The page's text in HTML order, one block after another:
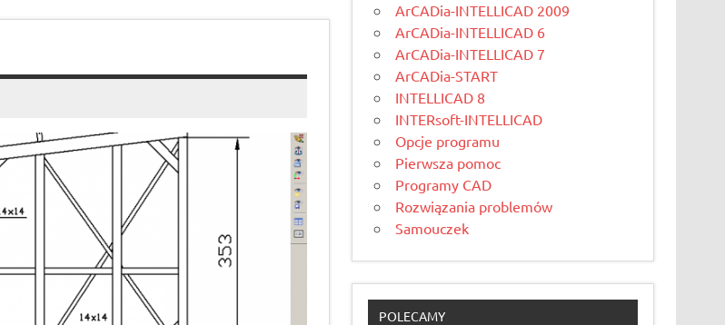
ArCADia-INTELLICAD 2009
ArCADia-INTELLICAD 6
ArCADia-INTELLICAD 7
ArCADia-START
INTELLICAD 8
INTERsoft-INTELLICAD
Opcje programu
Pierwsza pomoc
Programy CAD
Rozwiązania problemów
Samouczek
POLECAMY